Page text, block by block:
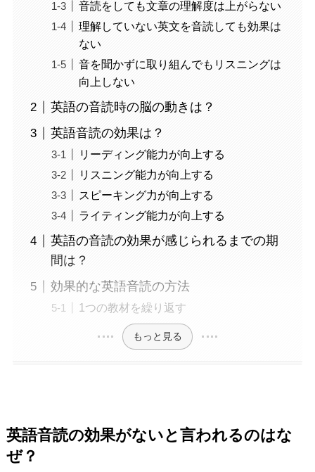
音読をしても文章の理解度は上がらない
理解していない英文を音読しても効果は
ない
音を聞かずに取り組んでもリスニングは
向上しない
英語の音読時の脳の動きは？
英語音読の効果は？
リーディング能力が向上する
リスニング能力が向上する
スピーキング力が向上する
ライティング能力が向上する
英語の音読の効果が感じられるまでの期
間は？
効果的な英語音読の方法
1つの教材を繰り返す
もっと見る
英語音読の効果がないと言われるのはな
ぜ？